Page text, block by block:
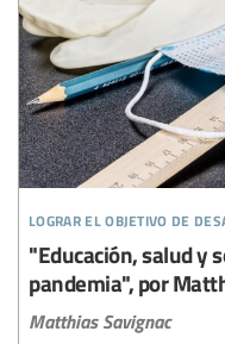
lograr el objetivo de
"Educación, salud y
pandemia", por
Matthias Savignac